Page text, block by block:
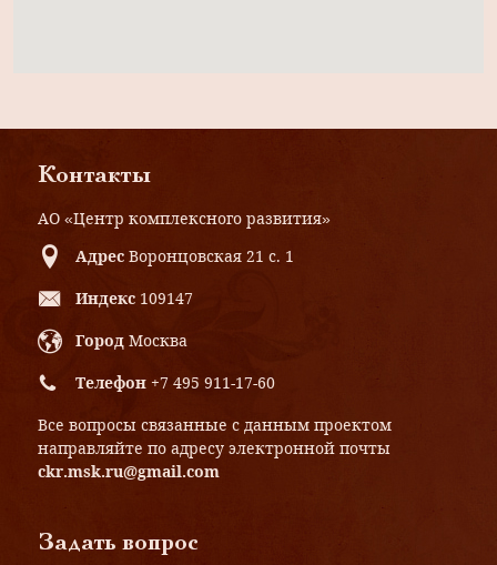
Контакты
АО «Центр комплексного развития»
Адрес Воронцовская 21 с. 1
Индекс 109147
Город Москва
Телефон +7 495 911-17-60
Все вопросы связанные с данным проектом
направляйте по адресу электронной почты
ckr.msk.ru@gmail.com
Задать вопрос